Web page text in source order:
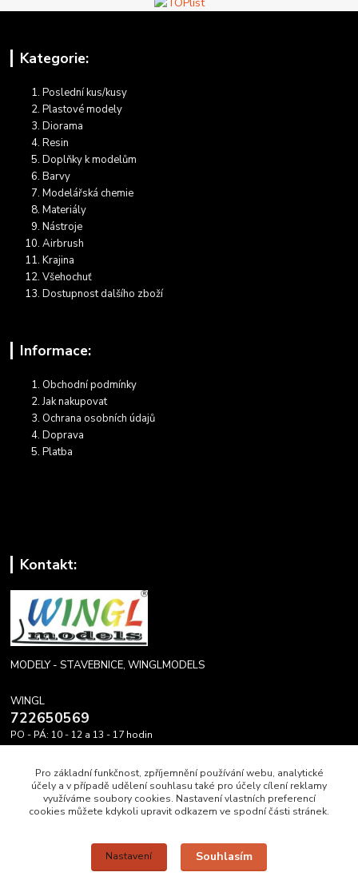
Kategorie:
Poslední kus/kusy
Plastové modely
Diorama
Resin
Doplňky k modelům
Barvy
Modelářská chemie
Materiály
Nástroje
Airbrush
Krajina
Všehochuť
Dostupnost dalšího zboží
Informace:
Obchodní podmínky
Jak nakupovat
Ochrana osobních údajů
Doprava
Platba
Kontakt:
MODELY - STAVEBNICE, WINGLMODELS
WINGL
722650569
PO - PÁ: 10 - 12 a 13 - 17 hodin
Upravit sběr cookies.
Pro základní funkčnost, zpříjemnění používání webu, analytické
účely a v případě udělení souhlasu také pro účely cílení reklamy
využíváme soubory cookies. Nastavení vlastních preferencí
cookies můžete kdykoli upravit odkazem ve spodní části stránek.
Nastavení Souhlasím